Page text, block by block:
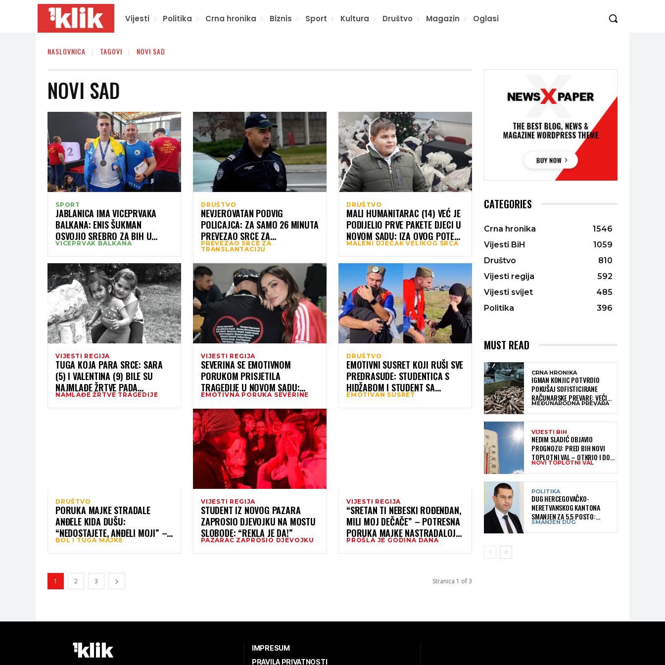
Vijesti Politika Crna hronika Biznis Sport Kultura Društvo Magazin Oglasi
NASLOVNICA TAGOVI NOVI SAD
NOVI SAD
SPORT
JABLANICA IMA VICEPRVAKA
BALKANA: ENIS ŠUKMAN
OSVOJIO SREBRO ZA BIH U
NOVOM SADU
VICEPRVAK BALKANA
DRUŠTVO
NEVJEROVATAN PODVIG
POLICAJCA: ZA SAMO 26 MINUTA
PREVEZAO SRCE ZA
TRANSPLANTACIJU IZ NOVOG
PREVEZAO SRCE ZA
TRANSLANTACIJU
DRUŠTVO
MALI HUMANITARAC (14) VEĆ JE
PODIJELIO PRVE PAKETE DJECI U
NOVOM SADU: IZA OVOG POTEZA
KRIJE SE TUŽNA PRIČA
MALENI DJEČAK VELIKOG SRCA
VIJESTI REGIJA
TUGA KOJA PARA SRCE: SARA
(5) I VALENTINA (9) BILE SU
NAJMLAĐE ŽRTVE PADA
NADSTREŠNICE U NOVOM SADU
NAMLAĐE ŽRTVE TRAGEDIJE
VIJESTI REGIJA
SEVERINA SE EMOTIVNOM
PORUKOM PRISJETILA
TRAGEDIJE U NOVOM SADU:
“SMRT IH JE ZATEKLA U
PROLAZU, ALI SJEĆANJE ŽIVI
ZAUVIJEK”
EMOTIVNA PORUKA SEVERINE
DRUŠTVO
EMOTIVNI SUSRET KOJI RUŠI SVE
PREDRASUDE: STUDENTICA S
HIDŽABOM I STUDENT SA
ŠAJKAČOM U SUZAMA
EMOTIVAN SUSRET
DRUŠTVO
PORUKA MAJKE STRADALE
ANĐELE KIDA DUŠU:
“NEDOSTAJETE, ANĐELI MOJI” –
BOL NE JENJAVA NI NAKON
BOL I TUGA MAJKE
VIJESTI REGIJA
STUDENT IZ NOVOG PAZARA
ZAPROSIO DJEVOJKU NA MOSTU
SLOBODE: “REKLA JE DA!”
PAZARAC ZAPROSIO DJEVOJKU
VIJESTI REGIJA
“SRETAN TI NEBESKI ROĐENDAN,
MILI MOJ DEČAČE” – POTRESNA
PORUKA MAJKE NASTRADALOJ
KĆERKI I ZETU GODINU DANA
PROŠLA JE GODINA DANA
1 2 3 Stranica 1 of 3
CATEGORIES
Crna hronika
1546
Vijesti BiH
1059
Društvo
810
Vijesti regija
592
Vijesti svijet
485
Politika
396
MUST READ
CRNA HRONIKA
IGMAN KONJIC POTVRDIO
POKUŠAJ SOFISTICIRANE
RAČUNARSKE PREVARE: VEĆI
DIO NOVCA BLOKIRAN,
MEĐUNARODNA PREVARA
VIJESTI BIH
NEDIM SLADIĆ OBJAVIO
PROGNOZU: PRED BIH NOVI
TOPLOTNI VAL – OTKRIO I DO
KADA BI MOGAO TRAJATI
NOVI TOPLOTNI VAL
POLITIKA
DUG HERCEGOVAČKO-
NERETVANSKOG KANTONA
SMANJEN ZA 5,5 POSTO:
OBJAVLJENI NAJNOVIJI PODACI
SMANJEN DUG
IMPRESUM
PRAVILA PRIVATNOSTI